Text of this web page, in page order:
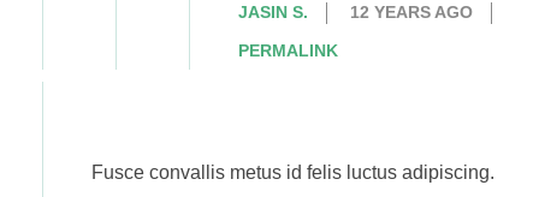
JASIN S. 12 YEARS AGO
PERMALINK
Fusce convallis metus id felis luctus adipiscing.